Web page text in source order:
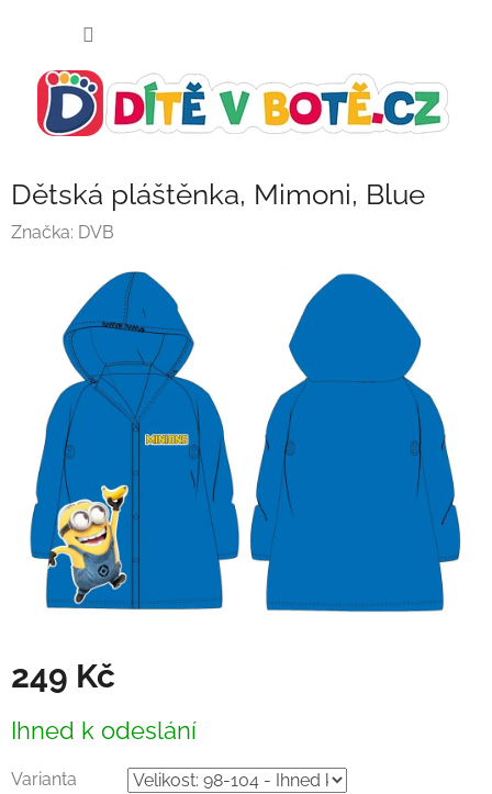
Dětská pláštěnka, Mimoni, Blue
Značka: DVB
249 Kč
cena:
Ihned k odeslání
Varianta